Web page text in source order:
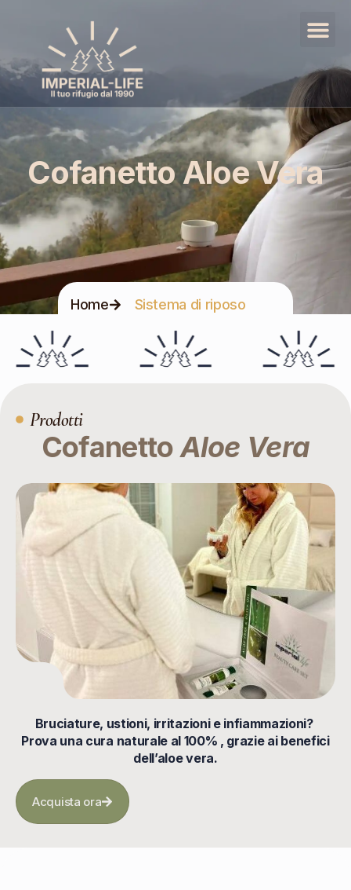
Cofanetto Aloe Vera
Home Sistema di riposo
Prodotti
Cofanetto Aloe Vera
Bruciature, ustioni, irritazioni e infiammazioni?
Prova una cura naturale al 100% , grazie ai benefici
dell’aloe vera.
Acquista ora